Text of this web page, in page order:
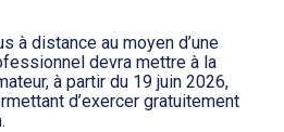
à distance au moyen d’une
devra mettre à la
à partir du 19 juin 2026,
d’exercer gratuitement